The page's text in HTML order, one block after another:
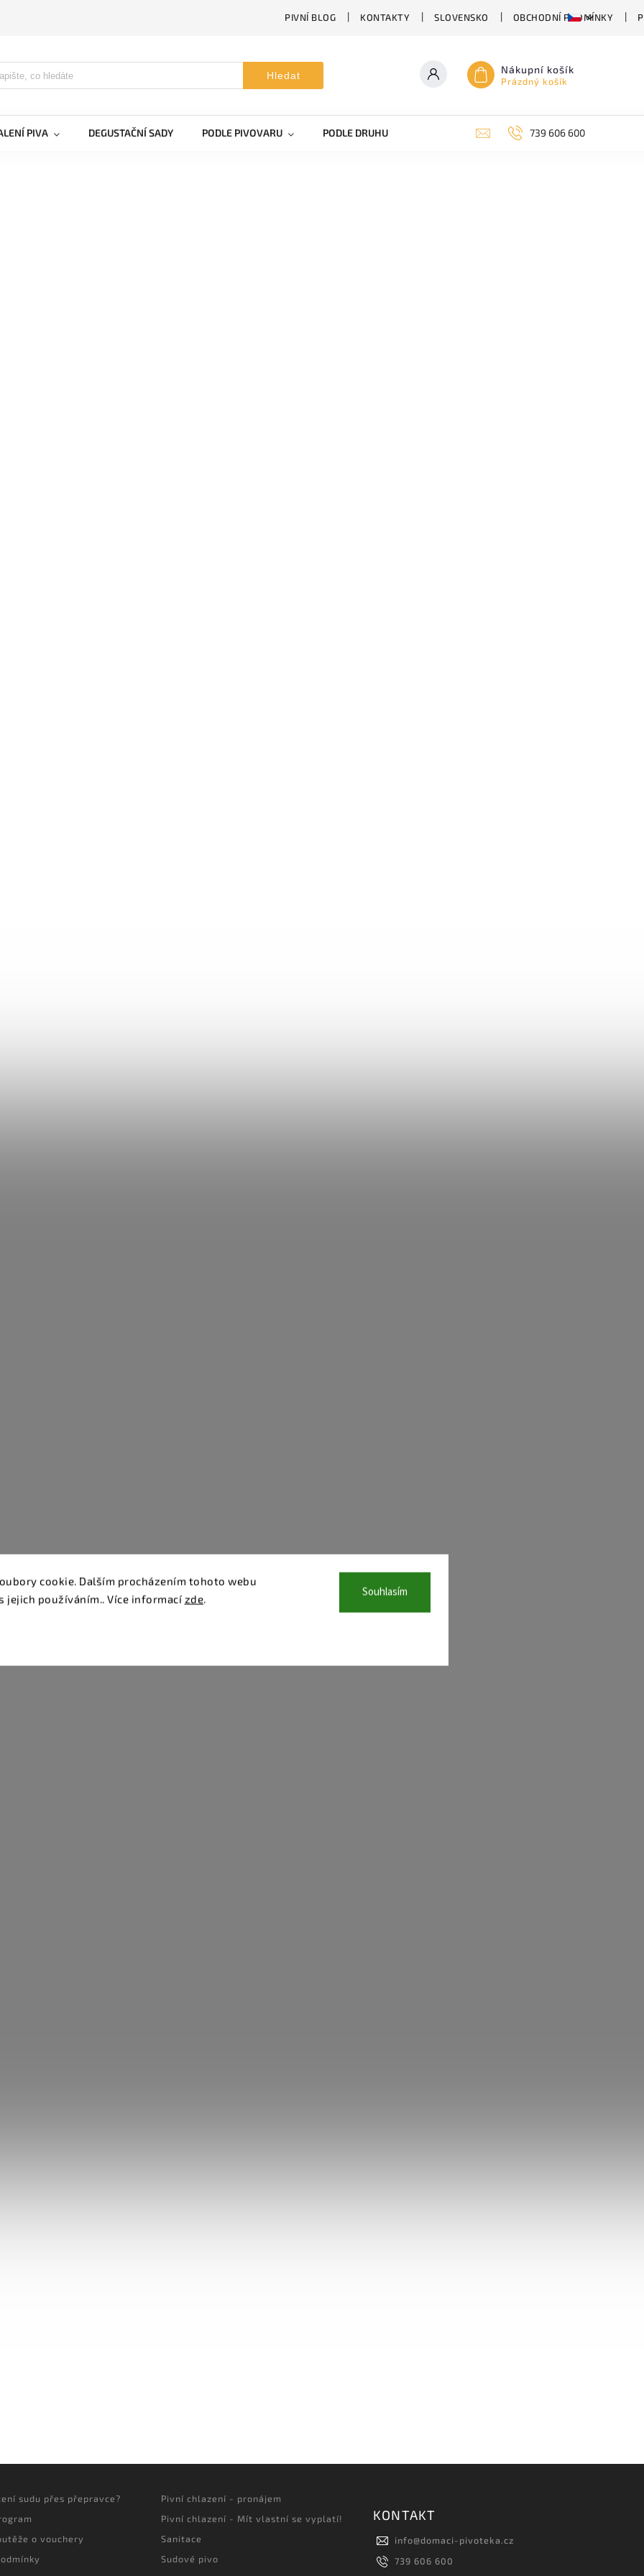
cookie. Dalším procházením tohoto webu
jejich používáním.. Více informací zde. Souhlasím
PIVNÍ BLOG KONTAKTY SLOVENSKO OBCHODNÍ PODMÍNKY
Hledat Nákupní košík
Prázdný košík
PIVA DEGUSTAČNÍ SADY PODLE PIVOVARU PODLE DRUHU PIVA SUDOVÉ PIVO PIVO V PLECHU
739 606 600
sudu přes přepravce?
o vouchery
Pivní chlazení - pronájem
Pivní chlazení - Mít vlastní se vyplatí!
Sanitace
Sudové pivo
KONTAKT
info@domaci-pivoteka.cz
739 606 600